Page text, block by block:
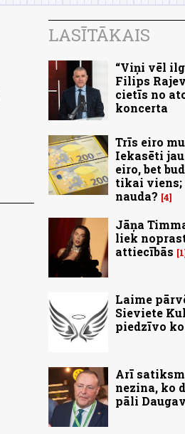
LASĪTĀKAIS
“Viņi vēl
Filips
cietīs no
koncerta
Trīs eiro
Iekasēti
eiro, bet
tikai viens;
nauda? 4
Jāņa
liek
attiecībās
1
Laime
Sieviete
piedzīvo
Arī
nezina, ko
pāli